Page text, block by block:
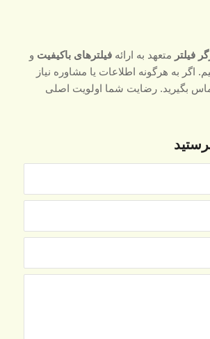
فیلتر متعهد به ارائه فیلترهای باکیفیت و
اگر به هرگونه اطلاعات یا مشاوره نیاز
تماس بگیرید. رضایت شما اولویت اصلی